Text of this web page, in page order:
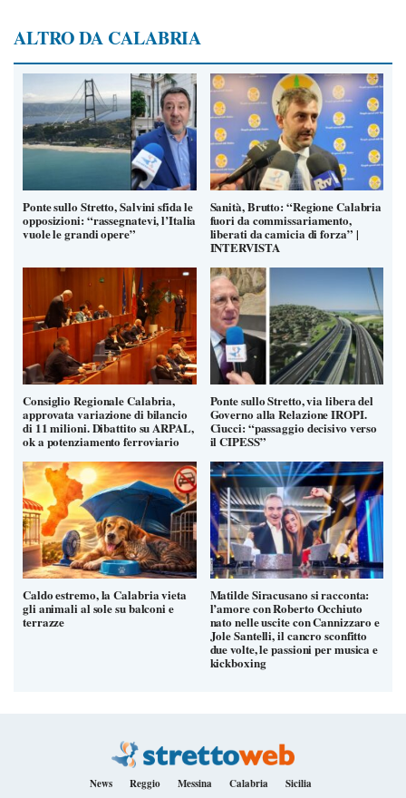
ALTRO DA CALABRIA
Ponte sullo Stretto, Salvini sfida le
opposizioni: “rassegnatevi, l’Italia
vuole le grandi opere”
Sanità, Brutto: “Regione Calabria
fuori da commissariamento,
liberati da camicia di forza” |
INTERVISTA
Consiglio Regionale Calabria,
approvata variazione di bilancio
di 11 milioni. Dibattito su ARPAL,
ok a potenziamento ferroviario
Ponte sullo Stretto, via libera del
Governo alla Relazione IROPI.
Ciucci: “passaggio decisivo verso
il CIPESS”
Caldo estremo, la Calabria vieta
gli animali al sole su balconi e
terrazze
Matilde Siracusano si racconta:
l’amore con Roberto Occhiuto
nato nelle uscite con Cannizzaro e
Jole Santelli, il cancro sconfitto
due volte, le passioni per musica e
kickboxing
News Reggio Messina Calabria Sicilia